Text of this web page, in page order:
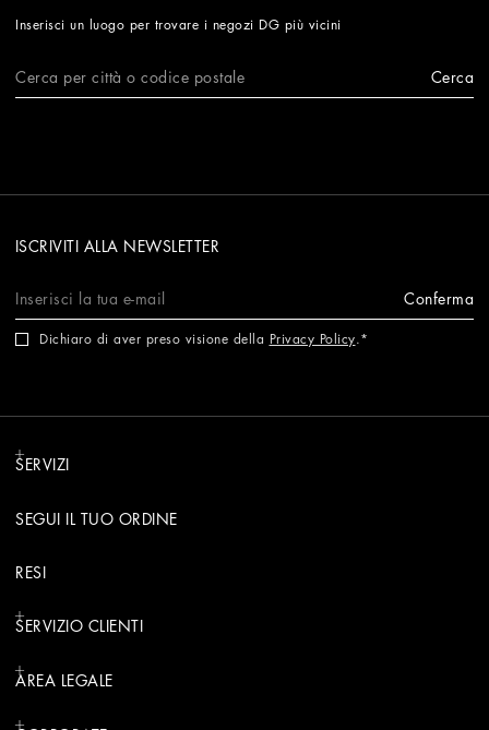
Inserisci un luogo per trovare i negozi DG più vicini
Cerca
ISCRIVITI ALLA NEWSLETTER
Conferma
Dichiaro di aver preso visione della Privacy Policy.
SERVIZI
SEGUI IL TUO ORDINE
RESI
SERVIZIO CLIENTI
AREA LEGALE